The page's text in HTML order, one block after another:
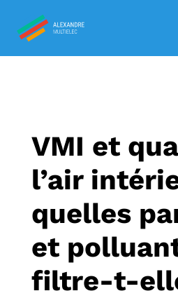
VMI et
l’air
quelles
et
filtre-t-